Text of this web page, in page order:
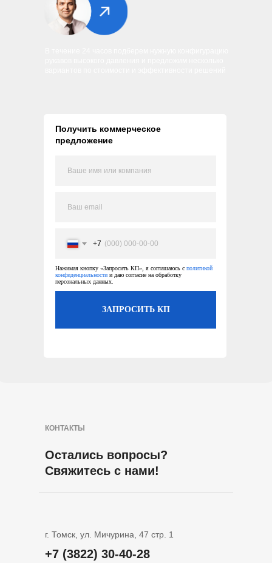
+7
Нажимая кнопку «Запросить КП», я соглашаюсь с политикой
конфиденциальности и даю согласие на обработку
персональных данных.
ЗАПРОСИТЬ КП
Получить коммерческое
предложение
КОНТАКТЫ
Остались вопросы?
Свяжитесь с нами!
г. Томск, ул. Мичурина, 47 стр. 1
+7 (3822) 30-40-28